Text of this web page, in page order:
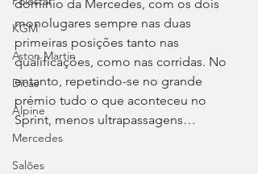
KGM
Aston Martin
Dicas
Alpine
Mercedes
Salões
domínio da Mercedes, com os dois
monolugares sempre nas duas
primeiras posições tanto nas
qualificações, como nas corridas. No
entanto, repetindo-se no grande
prémio tudo o que aconteceu no
Sprint, menos ultrapassagens…